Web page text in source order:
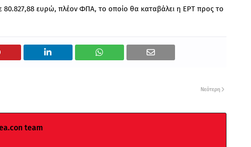
80.827,88 ευρώ, πλέον ΦΠΑ, το οποίο θα καταβάλει η ΕΡΤ προς το
Νεότερη
team